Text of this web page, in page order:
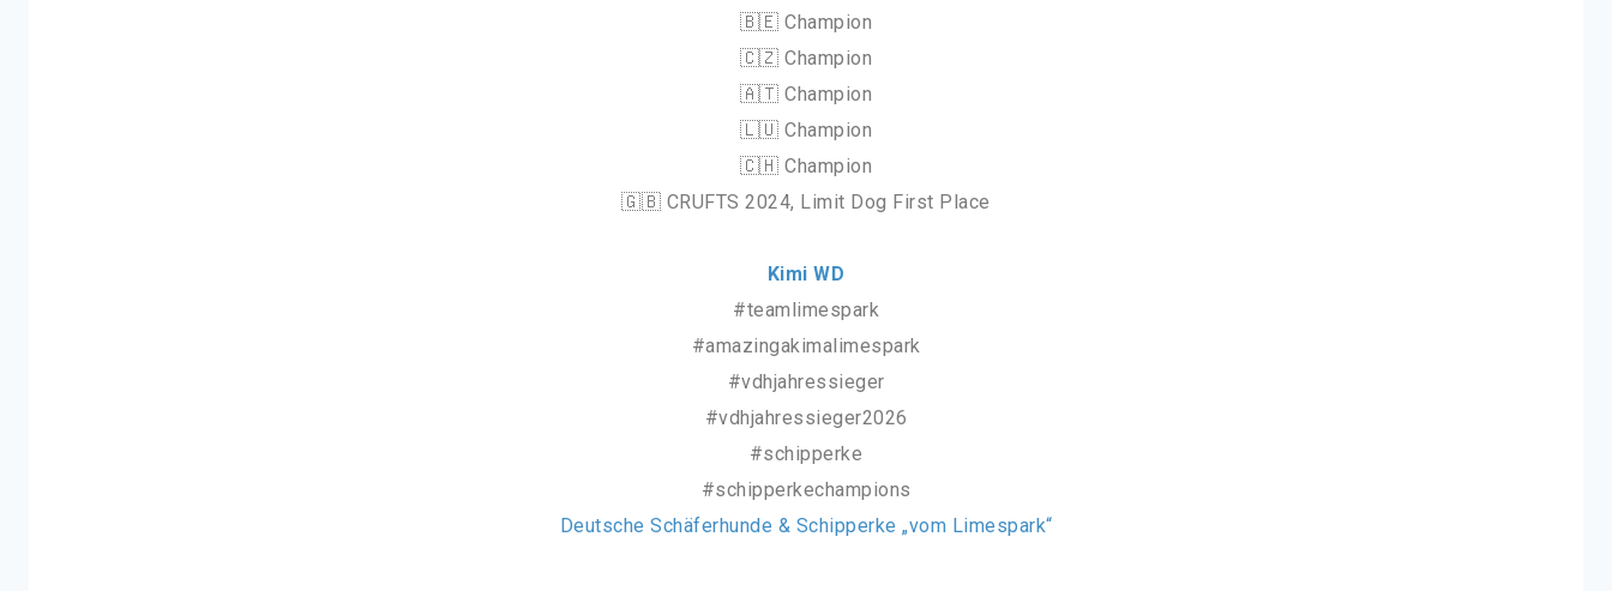
🇧🇪 Champion
🇨🇿 Champion
🇦🇹 Champion
🇱🇺 Champion
🇨🇭 Champion
🇬🇧 CRUFTS 2024, Limit Dog First Place
Kimi WD
#teamlimespark
#amazingakimalimespark
#vdhjahressieger
#vdhjahressieger2026
#schipperke
#schipperkechampions
Deutsche Schäferhunde & Schipperke „vom Limespark“